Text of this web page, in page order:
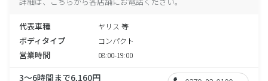
代表車種 ヤリス 等
ボディタイプ コンパクト
営業時間 08:00-19:00
3～6時間まで6,160円